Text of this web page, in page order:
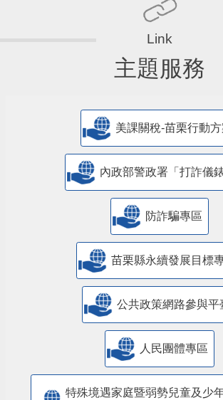
主題服務
美課關稅-苗栗行動
內政部警政署「打詐儀錶
防詐騙專區
苗栗縣永續發展目標
公共政策網路參與平
人民團體專區
特殊境遇家庭暨弱勢兒童及少